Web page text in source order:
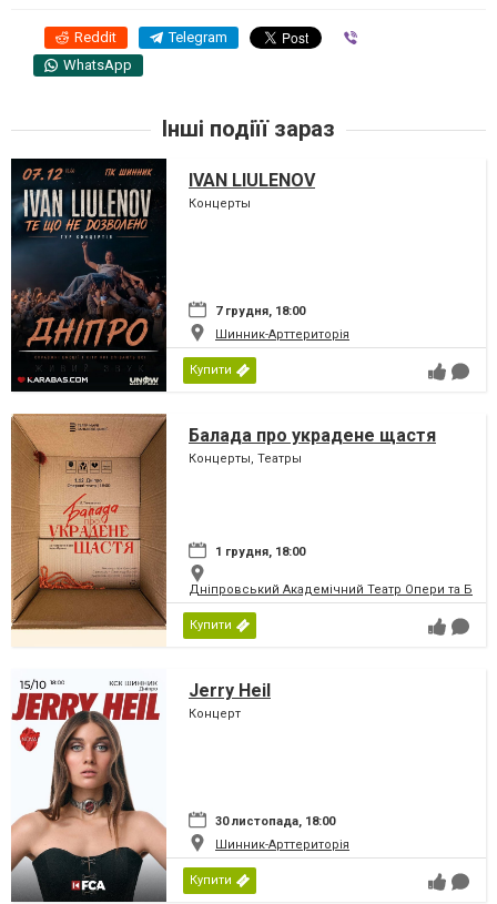
Reddit Telegram
WhatsApp
Інші подіїї зараз
IVAN LIULENOV
Концерты
7 грудня, 18:00
Шинник-Арттериторія
Купити
Балада про украдене щастя
Концерты, Театры
1 грудня, 18:00
Дніпровський Академічний Театр Опери та
Купити
Jerry Heil
Концерт
30 листопада, 18:00
Шинник-Арттериторія
Купити